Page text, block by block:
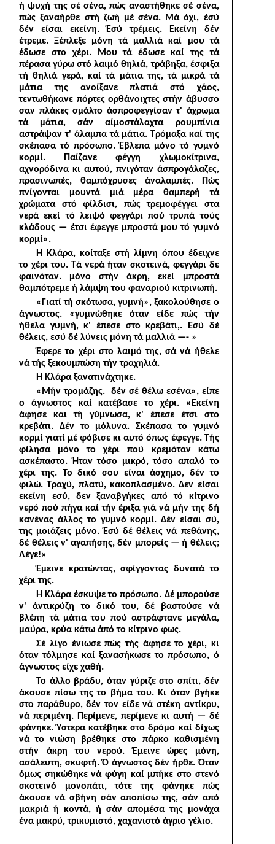
ή ψυχή της σέ σένα, πώς αναστήθηκε σέ σένα,
πώς ξαναήρθε στή ζωή μέ σένα. Μά όχι, έσύ
δέν είσαι εκείνη. Έσύ τρέμεις. Εκείνη δέν
έτρεμε. Ξέπλεξε μόνη τά μαλλιά καί μου τά
έδωσε στο χέρι. Μου τά έδωσε καί της τά
πέρασα γύρω στό λαιμό θηλιά, τράβηξα, έσφιξα
τή θηλιά γερά, καί τά μάτια της, τά μικρά τά
μάτια της ανοί­ξανε πλατιά στό χάος,
τεντωθήκανε πόρτες ορθάνοιχτες στήν άβυσσο
σαν πλάκες σμάλτο άσπροφεγγίσαν τ' άχρωμα
τά μάτια, σάν αίμοστάλαχτα ρουμπίνια
αστράψαν τ' άλαμπα τά μάτια. Τρόμαξα καί της
σκέπασα τό πρόσωπο. Έβλεπα μόνο τό γυμνό
κορ­μί. Παίζανε φέγγη χλωμοκίτρινα,
αχνορόδινα κι αυτού, πνιγόταν άσπρογάλαζες,
πρασινωπές, θαμπόχρυσες άναλαμπές. Πώς
πνίγον­ται μουντά μιά μέρα θαμπερή τά
χρώματα στό φίλδισι, πώς τρεμοφέγγει στα
νερά εκεί τό λειψό φεγγάρι πού τρυπά τούς
κλάδους — έτσι έφεγγε μπροστά μου τό γυμνό
κορμί».
Ή Κλάρα, κοίταξε στή λίμνη όπου έδειχνε
το χέρι του. Τά νερά ήταν σκοτεινά, φεγγάρι δε
φαινόταν. μόνο στήν άκρη, εκεί μπροστά
θαμπότρεμε ή λάμψη του φαναριού κιτρινωπή.
«Γιατί τή σκότωσα, γυμνή», ξακολούθησε ο
άγνωστος. «γυμνώθηκε όταν είδε πώς τήν
ήθελα γυμνή, κ' έπεσε στο κρεβάτι,. Εσύ δέ
θέλεις, εσύ δέ λύνεις μόνη τά μαλλιά —- »
Έφερε το χέρι στο λαιμό της, σά νά ήθελε
νά τής ξεκουμπώση τήν τραχηλιά.
Ή Κλάρα ξανατινάχτηκε.
«Μήν τρομάζης. δέν σέ θέλω εσένα», είπε
ο άγνωστος καί κατέβασε το χέρι. «Εκείνη
άφησε και τή γύμνωσα, κ' έπεσε έτσι στο
κρεβάτι. Δέν το μόλυνα. Σκέπασα το γυμνό
κορμί γιατί μέ φόβισε κι αυτό όπως έφεγγε. Τής
φίλησα μόνο το χέρι πού κρεμόταν κάτω
ασκέπαστο. Ήταν τόσο μικρό, τόσο απαλό το
χέρι της. Το δικό σου είναι άσχημο, δέν το
φιλώ. Τραχύ, πλατύ, κακοπλασμένο. Δεν είσαι
εκείνη εσύ, δεν ξαναβγήκες από τό κίτρινο
νερό πού πήγα καί τήν έριξα γιά νά μήν της δή
κανένας άλλος το γυμνό κορμί. Δέν είσαι σύ,
της μοιάζεις μόνο. Έσύ δέ θέλεις νά πεθάνης,
δέ θέλεις ν' αγαπήσης, δέν μπορείς — ή θέλεις;
Λέγε!»
Έμεινε κρατώντας, σφίγγοντας δυνατά το
χέρι της.
Ή Κλάρα έσκυψε το πρόσωπο. Δέ μπορούσε
ν' άντικρύζη το δικό του, δέ βαστούσε νά
βλέπη τά μάτια του πού αστράφτανε μεγάλα,
μαύρα, κρύα κάτω άπό το κίτρινο φως.
Σέ λίγο ένιωσε πώς τής άφησε το χέρι, κι
όταν τόλμησε καί ξανασήκωσε το πρόσωπο, ό
άγνωστος είχε χαθή.
Το άλλο βράδυ, όταν γύριζε στο σπίτι, δέν
άκουσε πίσω της το βήμα του. Κι όταν βγήκε
στο παράθυρο, δέν τον είδε νά στέκη αντίκρυ,
νά περιμένη. Περίμενε, περίμενε κι αυτή — δέ
φάνηκε. Ύστερα κατέβηκε στο δρόμο καί δίχως
νά το νιώση βρέθηκε στο πάρκο καθισμένη
στήν άκρη του νερού. Έμεινε ώρες μόνη,
ασάλευτη, σκυφτή. Ό άγνωστος δέν ήρθε. Όταν
όμως σηκώθηκε νά φύγη καί μπήκε στο στενό
σκοτεινό μονοπάτι, τότε της φάνηκε πώς
άκουσε νά σβήνη σάν αποπίσω της, σάν από
μακριά ή κοντά, ή σάν απομέσα της μονάχα
ένα μακρύ, τρικυμιστό, χαχανιστό άγριο γέλιο.